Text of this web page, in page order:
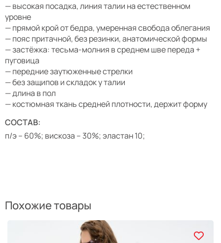
— высокая посадка, линия талии на естественном
уровне
— прямой крой от бедра, умеренная свобода облегания
— пояс притачной, без резинки, анатомической формы
— застёжка: тесьма-молния в среднем шве переда +
пуговица
— передние заутюженные стрелки
— без защипов и складок у талии
— длина в пол
— костюмная ткань средней плотности, держит форму
СОСТАВ:
п/э – 60%; вискоза – 30%; эластан 10;
Похожие товары